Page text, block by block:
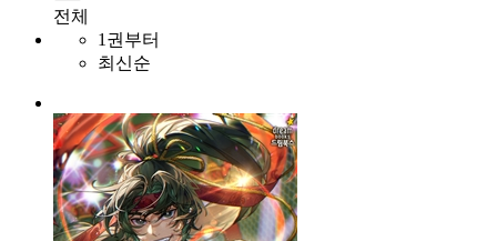
전체
1권부터
최신순